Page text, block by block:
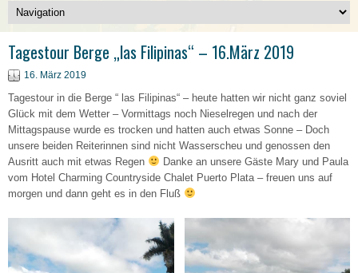
Tagestour Berge „las Filipinas“ – 16.März 2019
16. März 2019
Tagestour in die Berge “ las Filipinas“ – heute hatten wir nicht ganz soviel
Glück mit dem Wetter – Vormittags noch Nieselregen und nach der
Mittagspause wurde es trocken und hatten auch etwas Sonne – Doch
unsere beiden Reiterinnen sind nicht Wasserscheu und genossen den
Ausritt auch mit etwas Regen
Danke an unsere Gäste Mary und Paula
vom Hotel Charming Countryside Chalet Puerto Plata – freuen uns auf
morgen und dann geht es in den Fluß